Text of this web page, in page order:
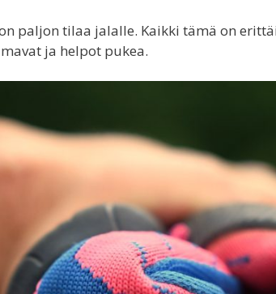
paljon tilaa jalalle. Kaikki tämä on
ja helpot pukea.